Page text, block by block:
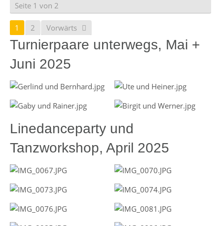
Seite 1 von 2
1 2 Vorwärts
Turnierpaare unterwegs, Mai +
Juni 2025
Linedanceparty und
Tanzworkshop, April 2025